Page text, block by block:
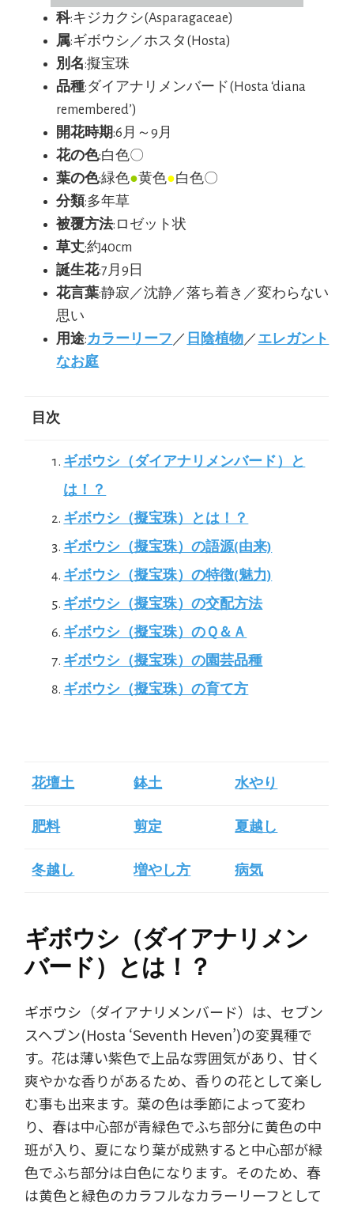
科:キジカクシ(Asparagaceae)
属:ギボウシ／ホスタ(Hosta)
別名:擬宝珠
品種:ダイアナリメンバード(Hosta ‘diana
remembered’)
開花時期:6月～9月
花の色:白色〇
葉の色:緑色●黄色●白色〇
分類:多年草
被覆方法:ロゼット状
草丈:約40cm
誕生花:7月9日
花言葉:静寂／沈静／落ち着き／変わらない
思い
用途:カラーリーフ ／ 日陰植物 ／ エレガント
なお庭
目次
ギボウシ（ダイアナリメンバード）と
は！？
ギボウシ（擬宝珠）とは！？
ギボウシ（擬宝珠）の語源(由来)
ギボウシ（擬宝珠）の特徴(魅力)
ギボウシ（擬宝珠）の交配方法
ギボウシ（擬宝珠）のＱ＆Ａ
ギボウシ（擬宝珠）の園芸品種
ギボウシ（擬宝珠）の育て方
花壇土 鉢土 水やり
肥料 剪定 夏越し
冬越し 増やし方 病気
ギボウシ（ダイアナリメン
バード）とは！？
ギボウシ（ダイアナリメンバード）は、セブン
スヘブン(Hosta ‘Seventh Heven’)の変異種で
す。花は薄い紫色で上品な雰囲気があり、甘く
爽やかな香りがあるため、香りの花として楽し
む事も出来ます。葉の色は季節によって変わ
り、春は中心部が青緑色でふち部分に黄色の中
班が入り、夏になり葉が成熟すると中心部が緑
色でふち部分は白色になります。そのため、春
は黄色と緑色のカラフルなカラーリーフとして